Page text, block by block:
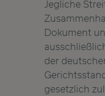
Jegliche
Dokument
der
gesetzlich